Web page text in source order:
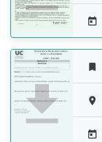




